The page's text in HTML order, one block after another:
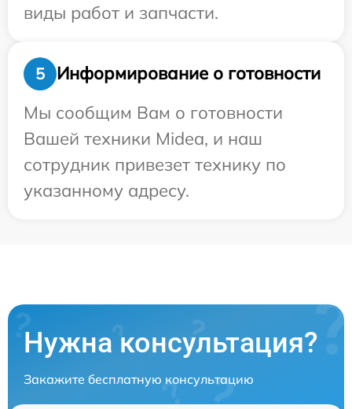
виды работ и запчасти.
5
Информирование о готовности
Мы сообщим Вам о готовности
Вашей техники Midea, и наш
сотрудник привезет технику по
указанному адресу.
Нужна консультация?
Закажите бесплатную консультацию